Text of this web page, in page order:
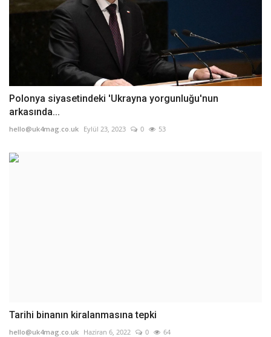
Polonya siyasetindeki 'Ukrayna yorgunluğu'nun
arkasında...
hello@uk4mag.co.uk Eylül 23, 2023 0 53
Tarihi binanın kiralanmasına tepki
hello@uk4mag.co.uk Haziran 6, 2022 0 64